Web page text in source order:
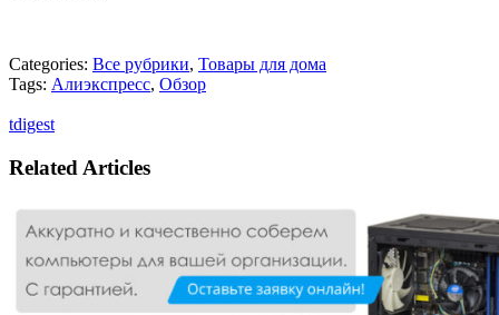
Categories: Все рубрики, Товары для дома
Tags: Алиэкспресс, Обзор
tdigest
Related Articles